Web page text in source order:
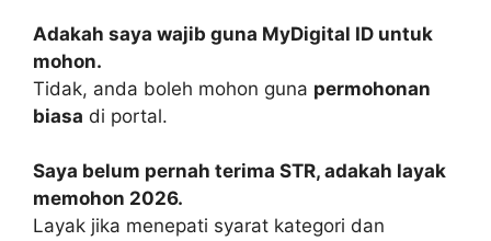
Adakah saya wajib guna MyDigital ID untuk
mohon.
Tidak, anda boleh mohon guna permohonan
biasa di portal.
Saya belum pernah terima STR, adakah layak
memohon 2026.
Layak jika menepati syarat kategori dan